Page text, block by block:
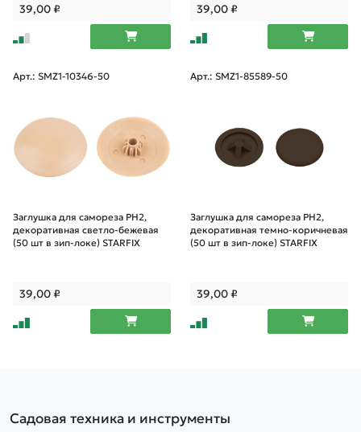
39,00₽ 39,00₽
Арт.: SMZ1-10346-50
Заглушка для самореза PH2,
декоративная светло-бежевая
(50 шт в зип-локе) STARFIX
39,00₽
Арт.: SMZ1-85589-50
Заглушка для самореза PH2,
декоративная темно-коричневая
(50 шт в зип-локе) STARFIX
39,00₽
Садовая техника и инструменты